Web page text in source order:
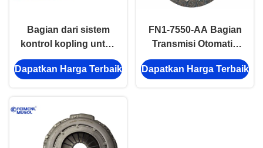
Bagian dari sistem
kontrol kopling untuk
Ford Transit V348 2.4
Mesin Bagian
Dapatkan Harga Terbaik
FN1-7550-AA Bagian
Transmisi Otomatis
Clutch Disc JMC1030
Bagian Sistem
Dapatkan Harga Terbaik